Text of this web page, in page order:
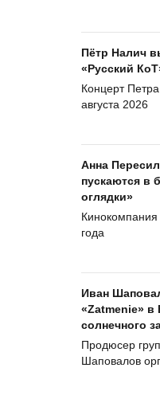
Пётр Налич
«Русский
Концерт
августа 2026
Анна
пускаются в
оглядки»
Кинокомпания
года
Иван
«Zatmenie» в
солнечного
Продюсер
Шаповалов